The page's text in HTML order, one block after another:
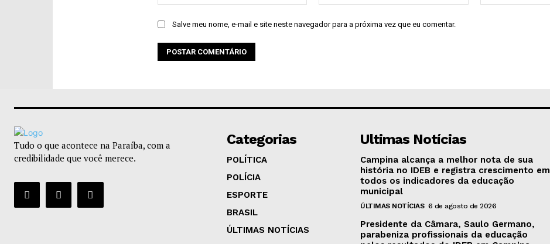
mail:*
Salve meu nome, e-mail e site neste navegador para a próxima vez que eu comentar.
Tudo o que acontece na Paraíba, com a
credibilidade que você merece.
Categorias
POLÍTICA
POLÍCIA
ESPORTE
BRASIL
ÚLTIMAS NOTÍCIAS
Ultimas Notícias
Campina alcança a melhor nota de sua
história no IDEB e registra crescimento em
todos os indicadores da educação
municipal
ÚLTIMAS NOTÍCIAS 6 de agosto de 2026
Presidente da Câmara, Saulo Germano,
parabeniza profissionais da educação